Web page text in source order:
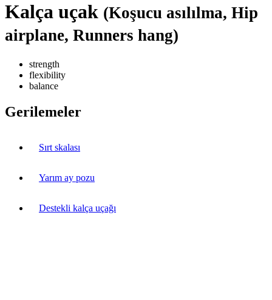
Kalça uçak (Koşucu asılılma, Hip
airplane, Runners hang)
strength
flexibility
balance
Gerilemeler
Sırt skalası
Yarım ay pozu
Destekli kalça uçağı